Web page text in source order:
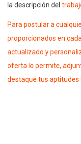
la descripción del
Para postular a
proporcionados en
actualizado y
oferta lo permite,
destaque tus aptitudes